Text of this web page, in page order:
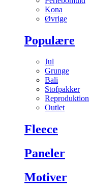
Kona
Øvrige
Populære
Jul
Grunge
Bali
Stofpakker
Reproduktion
Outlet
Fleece
Paneler
Motiver